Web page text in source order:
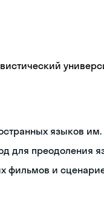
языков
для преодоления
фильмов и